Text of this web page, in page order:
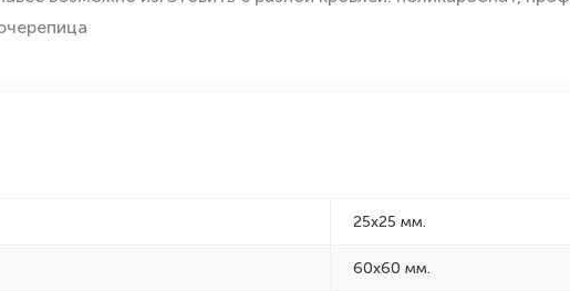
25х25 мм.
60х60 мм.